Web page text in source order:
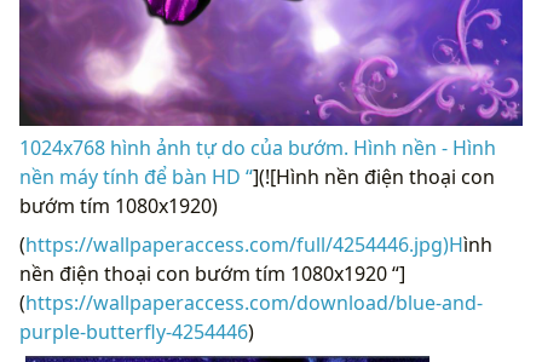
1024x768 hình ảnh tự do của bướm. Hình nền - Hình
nền máy tính để bàn HD “](![Hình nền điện thoại con
bướm tím 1080x1920)
(https://wallpaperaccess.com/full/4254446.jpg)Hình
nền điện thoại con bướm tím 1080x1920 “]
(https://wallpaperaccess.com/download/blue-and-
purple-butterfly-4254446)